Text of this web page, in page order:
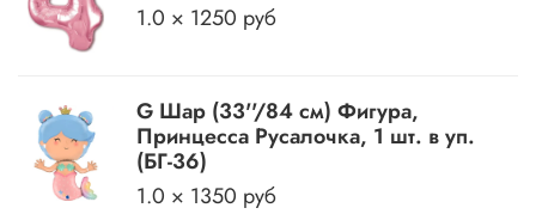
1.0 × 1250 руб
G Шар (33''/84 см) Фигура,
Принцесса Русалочка, 1 шт. в уп.
(БГ-36)
1.0 × 1350 руб